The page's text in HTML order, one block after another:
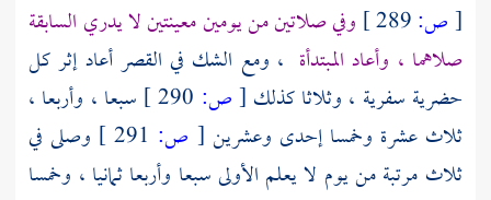
[ص:
وفي صلاتين من يومين معينتين لا يدري السابقة
صلاهما ، وأعاد المبتدأة ، ومع الشك في القصر أعاد إثر كل
حضرية سفرية ، وثلاثا كذلك [ص:
سبعا ، وأربعا ،
ثلاث عشرة وخمسا إحدى وعشرين [ ص:
وصلى في
ثلاث مرتبة من يوم لا يعلم الأولى سبعا وأربعا ثمانيا ، وخمسا